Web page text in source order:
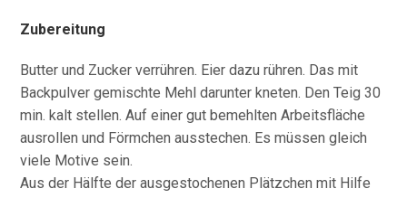
Zubereitung
Butter und Zucker verrühren. Eier dazu rühren. Das mit
Backpulver gemischte Mehl darunter kneten. Den Teig 30
min. kalt stellen. Auf einer gut bemehlten Arbeitsfläche
ausrollen und Förmchen ausstechen. Es müssen gleich
viele Motive sein.
Aus der Hälfte der ausgestochenen Plätzchen mit Hilfe